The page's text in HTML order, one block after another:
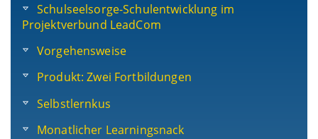
Schulseelsorge-Schulentwicklung im
Projektverbund LeadCom
Vorgehensweise
Produkt: Zwei Fortbildungen
Selbstlernkus
Monatlicher Learningsnack